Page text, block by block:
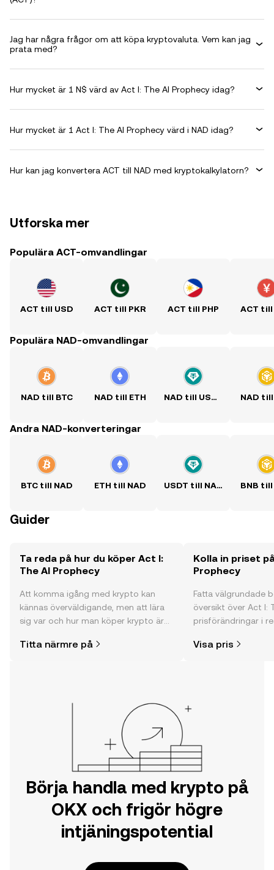
Jag har några frågor om att köpa kryptovaluta. Vem kan jag
prata med?
Hur mycket är 1 N$ värd av Act I: The AI Prophecy idag?
Hur mycket är 1 Act I: The AI Prophecy värd i NAD idag?
Hur kan jag konvertera ACT till NAD med kryptokalkylatorn?
Utforska mer
Populära ACT-omvandlingar
ACT till USD ACT till PKR ACT till PHP ACT till
Populära NAD-omvandlingar
NAD till BTC NAD till ETH NAD till USDT NAD till
Andra NAD-konverteringar
BTC till NAD ETH till NAD USDT till NAD BNB till
Guider
Ta reda på hur du köper Act I:
The AI Prophecy
Att komma igång med krypto kan
kännas överväldigande, men att lära
sig var och hur man köper krypto är
din resa på OKX mobilapp eller direkt
Titta närmre på
Kolla in priset
Prophecy
Fatta välgrundade
översikt över Act I:
prisförändringar i
mycket mer.
Visa pris
Börja handla med krypto på
OKX och frigör högre
intjäningspotential